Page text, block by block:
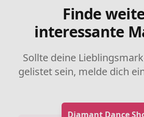
Finde
interessante
Sollte deine
gelistet sein, melde dich
Diamant Dance